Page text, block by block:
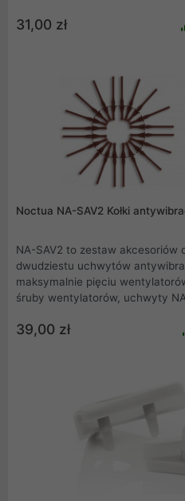
31,00 zł
Noctua NA-SAV2 Kołki
NA-SAV2 to zestaw akcesoriów
dwudziestu uchwytów
maksymalnie pięciu
śruby wentylatorów, uchwyty
standardowych otworach
rozdarcie. NA-AV2 może
39,00 zł